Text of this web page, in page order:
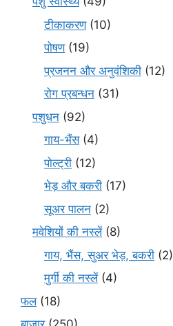
टीकाकरण(10)
पोषण(19)
प्रजनन और अनुवंशिकी (12)
रोग प्रबन्धन (31)
पशुधन (92)
गाय-भैंस(4)
पोल्ट्री (12)
भेड़ और बकरी (17)
सूअर पालन (2)
मवेशियों की नस्लें(8)
गाय, भैंस, सुअर भेड़, बकरी (2)
मुर्गी की नस्लें(4)
फल(18)